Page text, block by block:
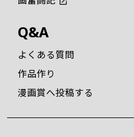
Q&A
よくある質問
作品作り
漫画賞へ投稿する